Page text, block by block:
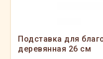
Подставка для
деревянная 26 см